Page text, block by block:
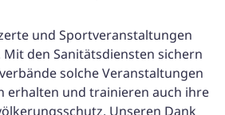
und Sportveranstaltungen
Mit den Sanitätsdiensten sichern
solche Veranstaltungen
erhalten und trainieren auch ihre
Unseren Dank